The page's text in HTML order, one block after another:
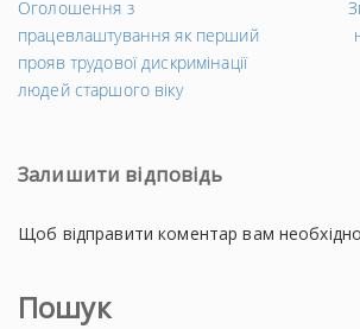
←
Попередній
запис
Оголошення з
працевлаштування як перший
прояв трудової дискримінації
людей старшого віку
Залишити відповідь
Щоб відправити коментар вам
Пошук